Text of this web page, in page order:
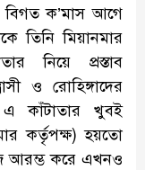
বিগত ক’মাস আগে
তিনি মিয়ানমার
নিয়ে প্রস্তাব
ও রোহিঙ্গাদের
এ কাঁটাতার খুবই
কর্তৃপক্ষ) হয়তো
আরম্ভ করে এখনও